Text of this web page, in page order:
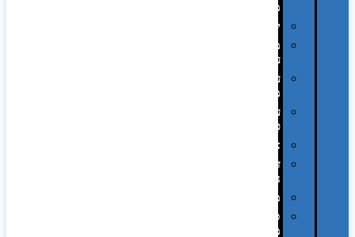
ממותגות
יודאיקה
מארזי
עטים
עטי
מתכת
עטי
פלסטיק
אוזניות
זכרונות
ניידים
מפצלים
סביבת
מחשב